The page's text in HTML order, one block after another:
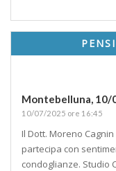
Montebelluna, 10/
10/07/2025 ore 16:45
Il Dott. Moreno
partecipa con
condoglianze. Studio